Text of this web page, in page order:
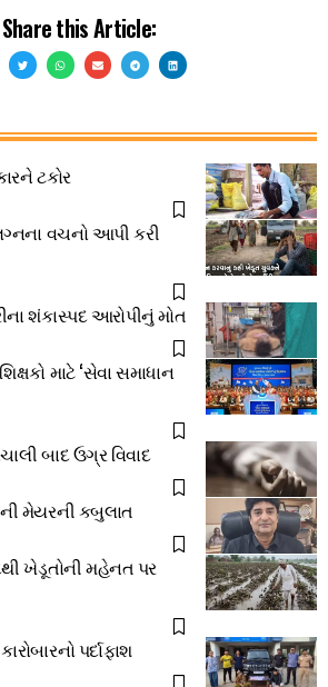
Share this Article:
ટકોર
વચનો આપી કરી
શંકાસ્પદ આરોપીનું મોત
માટે ‘સેવા સમાધાન
બાદ ઉગ્ર વિવાદ
મેયરની કબુલાત
ખેડૂતોની મહેનત પર
પર્દાફાશ